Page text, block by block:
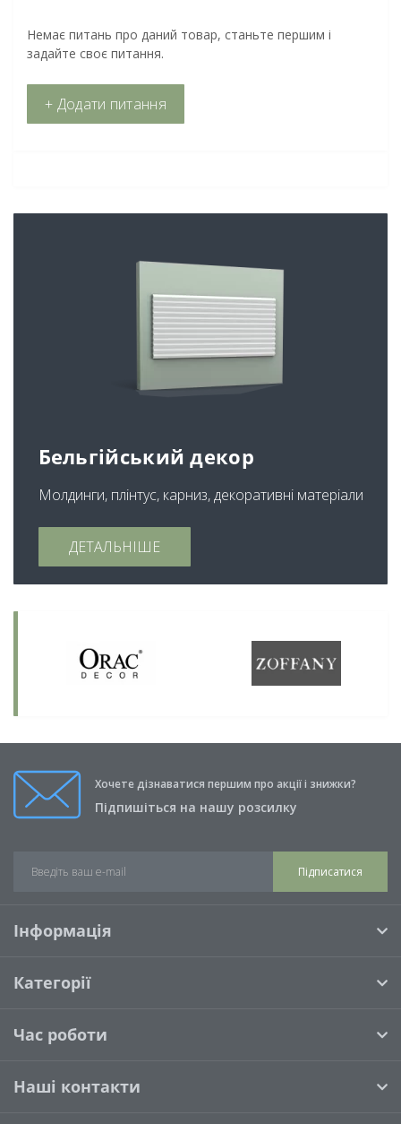
Немає питань про даний товар, станьте першим і
задайте своє питання.
+ Додати питання
Бельгійський декор
Молдинги, плінтус, карниз, декоративні матеріали
ДЕТАЛЬНІШЕ
Хочете дізнаватися першим про акції і знижки?
Підпишіться на нашу розсилку
Підписатися
Інформація
Категорії
Час роботи
Наші контакти